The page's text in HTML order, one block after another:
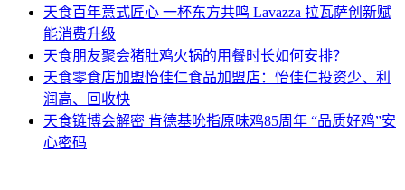
天食百年意式匠心 一杯东方共鸣 Lavazza 拉瓦萨创新赋
能消费升级
天食朋友聚会猪肚鸡火锅的用餐时长如何安排？
天食零食店加盟怡佳仁食品加盟店：怡佳仁投资少、利
润高、回收快
天食链博会解密 肯德基吮指原味鸡85周年 “品质好鸡”安
心密码